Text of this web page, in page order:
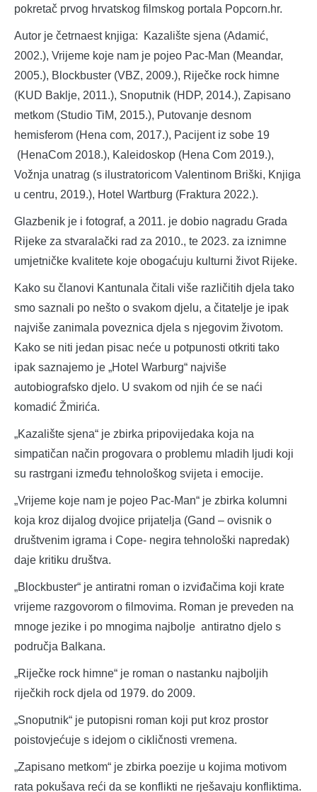
pokretač prvog hrvatskog filmskog portala Popcorn.hr.
Autor je četrnaest knjiga: Kazalište sjena (Adamić,
2002.), Vrijeme koje nam je pojeo Pac-Man (Meandar,
2005.), Blockbuster (VBZ, 2009.), Riječke rock himne
(KUD Baklje, 2011.), Snoputnik (HDP, 2014.), Zapisano
metkom (Studio TiM, 2015.), Putovanje desnom
hemisferom (Hena com, 2017.), Pacijent iz sobe 19
(HenaCom 2018.), Kaleidoskop (Hena Com 2019.),
Vožnja unatrag (s ilustratoricom Valentinom Briški, Knjiga
u centru, 2019.), Hotel Wartburg (Fraktura 2022.).
Glazbenik je i fotograf, a 2011. je dobio nagradu Grada
Rijeke za stvaralački rad za 2010., te 2023. za iznimne
umjetničke kvalitete koje obogaćuju kulturni život Rijeke.
Kako su članovi Kantunala čitali više različitih djela tako
smo saznali po nešto o svakom djelu, a čitatelje je ipak
najviše zanimala poveznica djela s njegovim životom.
Kako se niti jedan pisac neće u potpunosti otkriti tako
ipak saznajemo je „Hotel Warburg“ najviše
autobiografsko djelo. U svakom od njih će se naći
komadić Žmirića.
„Kazalište sjena“ je zbirka pripovijedaka koja na
simpatičan način progovara o problemu mladih ljudi koji
su rastrgani između tehnološkog svijeta i emocije.
„Vrijeme koje nam je pojeo Pac-Man“ je zbirka kolumni
koja kroz dijalog dvojice prijatelja (Gand – ovisnik o
društvenim igrama i Cope- negira tehnološki napredak)
daje kritiku društva.
„Blockbuster“ je antiratni roman o izviđačima koji krate
vrijeme razgovorom o filmovima. Roman je preveden na
mnoge jezike i po mnogima najbolje antiratno djelo s
područja Balkana.
„Riječke rock himne“ je roman o nastanku najboljih
riječkih rock djela od 1979. do 2009.
„Snoputnik“ je putopisni roman koji put kroz prostor
poistovjećuje s idejom o cikličnosti vremena.
„Zapisano metkom“ je zbirka poezije u kojima motivom
rata pokušava reći da se konflikti ne rješavaju konfliktima.